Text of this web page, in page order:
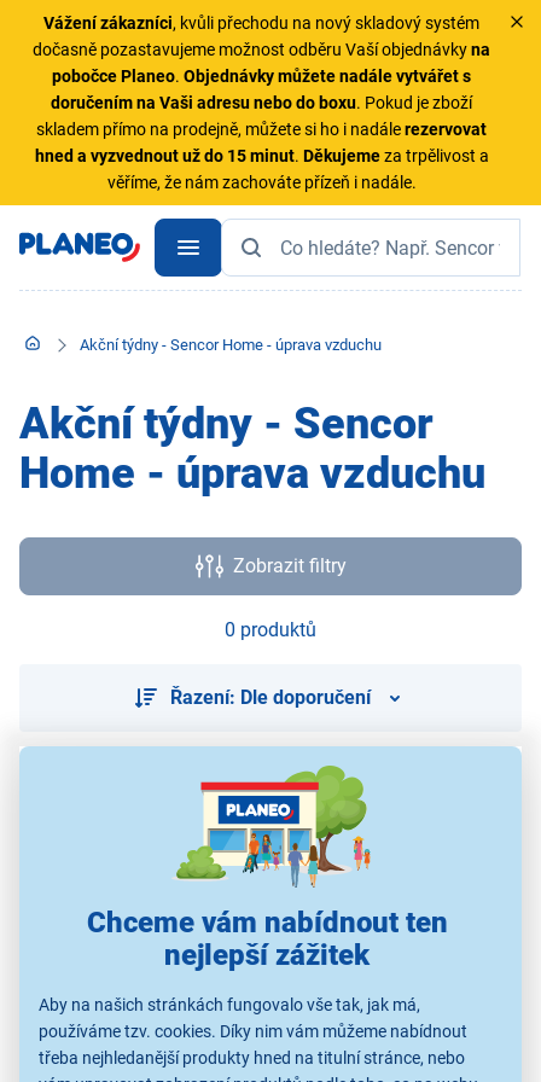
Chceme vám nabídnout ten
nejlepší zážitek
Aby na našich stránkách fungovalo vše tak, jak má,
používáme tzv. cookies. Díky nim vám můžeme nabídnout
třeba nejhledanější produkty hned na titulní stránce, nebo
Vážení zákazníci, kvůli přechodu na nový skladový systém
dočasně pozastavujeme možnost odběru Vaší objednávkyna
pobočce Planeo.Objednávky můžete nadále vytvářet s
doručením na Vaši adresu nebo do boxu. Pokud je zboží
skladem přímo na prodejně, můžete si ho i nadálerezervovat
hned a vyzvednout už do 15 minut. Děkujemeza trpělivost a
věříme, že nám zachováte přízeň i nadále.
Akční týdny - Sencor Home - úprava vzduchu
Akční týdny - Sencor
Home - úprava vzduchu
Zobrazit filtry
0 produktů
Řazení: Dle doporučení
Použité obrázky jsou pouze ilustrativní a technické specifikace se
mohou v průběhu času změnit bez předchozího upozornění.